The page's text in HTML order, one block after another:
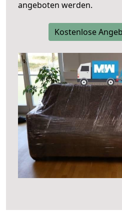
angeboten werden.
Kostenlose